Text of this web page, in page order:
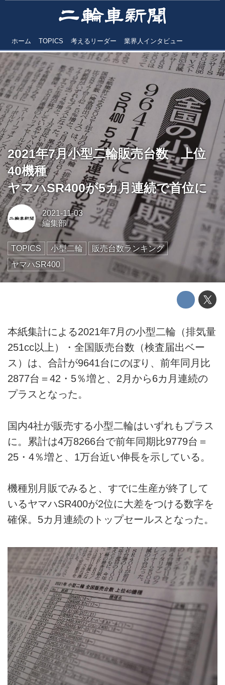
ホーム TOPICS 考えるリーダー 業界人インタビュー
2021年7月小型二輪販売台数 上位
40機種
ヤマハSR400が5カ月連続で首位に
2021-11-03
編集部
TOPICS 小型二輪
販売台数ランキング
ヤマハSR400
本紙集計による2021年7月の小型二輪（排気量
251cc以上）・全国販売台数（検査届出ベー
ス）は、合計が9641台にのぼり、前年同月比
2877台＝42・5％増と、2月から6カ月連続の
プラスとなった。
国内4社が販売する小型二輪はいずれもプラス
に。累計は4万8266台で前年同期比9779台＝
25・4％増と、1万台近い伸長を示している。
機種別月販でみると、すでに生産が終了して
いるヤマハSR400が2位に大差をつける数字を
確保。5カ月連続のトップセールスとなった。